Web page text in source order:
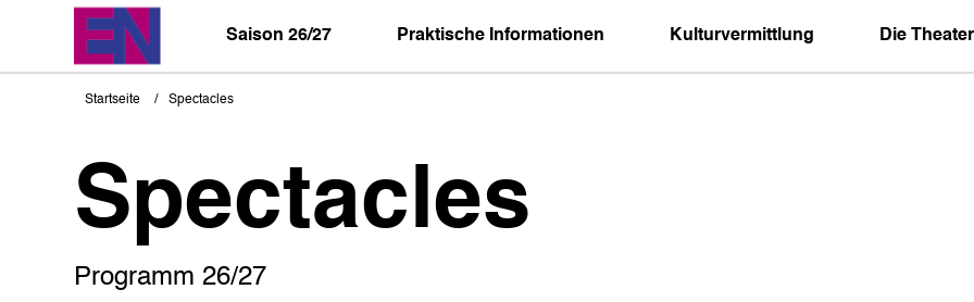
Saison 26/27 Praktische Informationen Kulturvermittlung Die Theater
Pfadnavigation
Startseite Spectacles
Spectacles
Programm 26/27